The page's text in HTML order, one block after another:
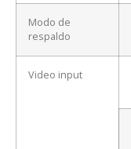
Modo de
respaldo
Video input